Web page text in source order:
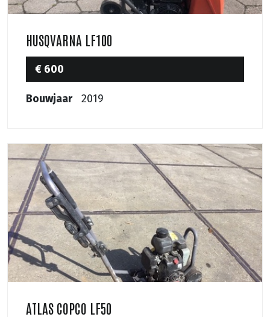
HUSQVARNA LF100
€ 600
Bouwjaar 2019
ATLAS COPCO LF50